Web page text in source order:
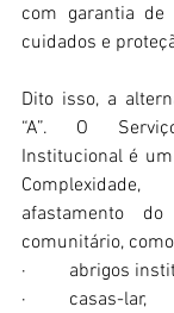
com garantia de
cuidados e
Dito isso, a
“A”. O
Institucional é
afastamento
comunitário,
·         abrigos
·         casas-lar,